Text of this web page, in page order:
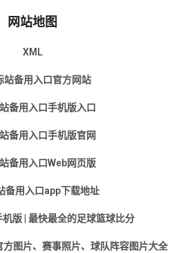
网站地图
XML
站备用入口官方网站
备用入口手机版入口
备用入口手机版官网
备用入口Web网页版
备用入口app下载地址
版 | 最快最全的足球篮球比分
图片、赛事照片、球队阵容图片大全